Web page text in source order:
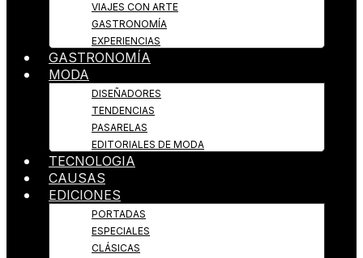
VIAJES CON ARTE
GASTRONOMÍA
EXPERIENCIAS
GASTRONOMÍA
MODA
DISEÑADORES
TENDENCIAS
PASARELAS
EDITORIALES DE MODA
TECNOLOGIA
CAUSAS
EDICIONES
PORTADAS
ESPECIALES
CLÁSICAS